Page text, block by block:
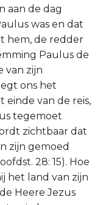
aan de dag
was en dat
hem, de redder
Paulus de
van zijn
ons het
einde van de reis,
tegemoet
zichtbaar dat
zijn gemoed
28: 15). Hoe
het land van zijn
Heere Jezus